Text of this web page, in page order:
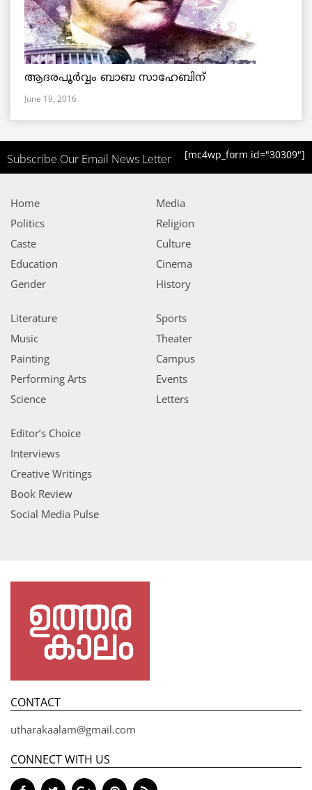
ആദരപൂര്‍വ്വം ബാബ സാഹേബിന്
June 19, 2016
Subscribe Our Email News Letter [mc4wp_form id="30309"]
Home
Politics
Caste
Education
Gender
Media
Religion
Culture
Cinema
History
Literature
Music
Painting
Performing Arts
Science
Sports
Theater
Campus
Events
Letters
Editor’s Choice
Interviews
Creative Writings
Book Review
Social Media Pulse
CONTACT
utharakaalam@gmail.com
CONNECT WITH US